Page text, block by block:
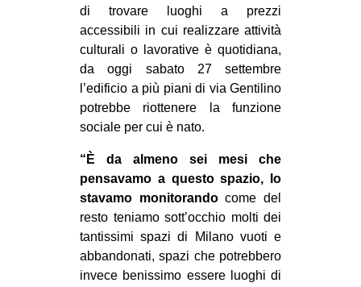
di trovare luoghi a prezzi
accessibili in cui realizzare attività
culturali o lavorative è quotidiana,
da oggi sabato 27 settembre
l’edificio a più piani di via Gentilino
potrebbe riottenere la funzione
sociale per cui è nato.
“È da almeno sei mesi che
pensavamo a questo spazio, lo
stavamo monitorandocome del
resto teniamo sott’occhio molti dei
tantissimi spazi di Milano vuoti e
abbandonati, spazi che potrebbero
invece benissimo essere luoghi di